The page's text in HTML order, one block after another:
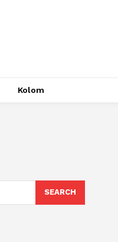
Kolom
SEARCH